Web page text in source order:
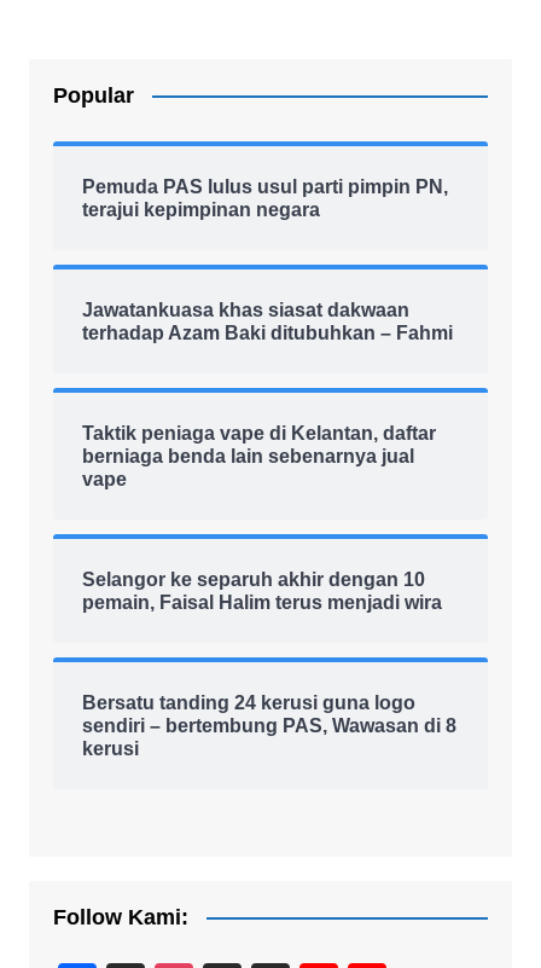
Popular
Pemuda PAS lulus usul parti pimpin PN,
terajui kepimpinan negara
Jawatankuasa khas siasat dakwaan
terhadap Azam Baki ditubuhkan – Fahmi
Taktik peniaga vape di Kelantan, daftar
berniaga benda lain sebenarnya jual
vape
Selangor ke separuh akhir dengan 10
pemain, Faisal Halim terus menjadi wira
Bersatu tanding 24 kerusi guna logo
sendiri – bertembung PAS, Wawasan di 8
kerusi
Follow Kami: